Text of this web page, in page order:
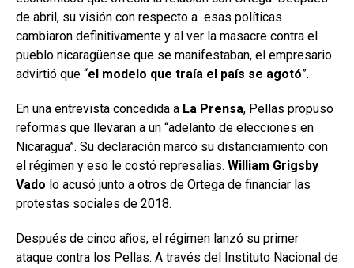
de abril, su visión con respecto a esas políticas
cambiaron definitivamente y al ver la masacre contra el
pueblo nicaragüense que se manifestaban, el empresario
advirtió que “el modelo que traía el país se agotó”.
En una entrevista concedida a La Prensa, Pellas propuso
reformas que llevaran a un “adelanto de elecciones en
Nicaragua”. Su declaración marcó su distanciamiento con
el régimen y eso le costó represalias. William Grigsby
Vado lo acusó junto a otros de Ortega de financiar las
protestas sociales de 2018.
Después de cinco años, el régimen lanzó su primer
ataque contra los Pellas. A través del Instituto Nacional de